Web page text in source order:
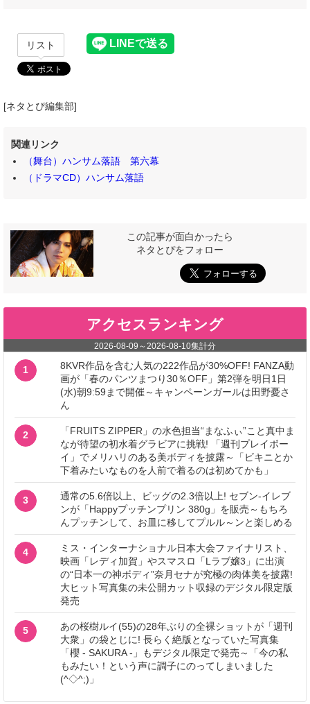
リスト
[ネタとぴ編集部]
関連リンク
（舞台）ハンサム落語 第六幕
（ドラマCD）ハンサム落語
この記事が面白かったら
ネタとぴをフォロー
アクセスランキング
2026-08-09 ～ 2026-08-10集計分
1
8KVR作品を含む人気の222作品が30%OFF! FANZA動
画が「春のパンツまつり30％OFF」第2弾を明日1日
(水)朝9:59まで開催～キャンペーンガールは田野憂さ
ん
2
「FRUITS ZIPPER」の水色担当“まなふぃ”こと真中ま
なが待望の初水着グラビアに挑戦! 「週刊プレイボー
イ」でメリハリのある美ボディを披露～「ビキニとか
下着みたいなものを人前で着るのは初めてかも」
3
通常の5.6倍以上、ビッグの2.3倍以上! セブン‐イレブ
ンが「Happyプッチンプリン 380g」を販売～もちろ
んプッチンして、お皿に移してプルル～ンと楽しめる
4
ミス・インターナショナル日本大会ファイナリスト、
映画「レディ加賀」やスマスロ「Lラブ嬢3」に出演
の“日本一の神ボディ”奈月セナが究極の肉体美を披露!
大ヒット写真集の未公開カット収録のデジタル限定版
発売
5
あの桜樹ルイ(55)の28年ぶりの全裸ショットが「週刊
大衆」の袋とじに! 長らく絶版となっていた写真集
「櫻 - SAKURA -」もデジタル限定で発売～「今の私
もみたい！という声に調子にのってしまいました
(^◇^;)」